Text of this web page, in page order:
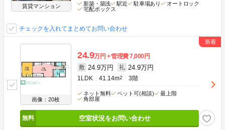
賃貸マンション 新築・築浅 駅近 駐車場あり
オートロック
宅配ボックス
チェックを入れてまとめてお問い合わせ
画像：20枚
24.9万円 管理費7,000円
敷 24.9万円 礼 24.9万円
1LDK 41.14m2 3階
ネット無料 ペット可(相談)
最上階
角部屋
空室状況をお問い合わせ